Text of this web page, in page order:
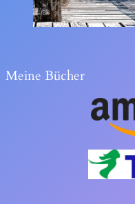
Meine Bücher